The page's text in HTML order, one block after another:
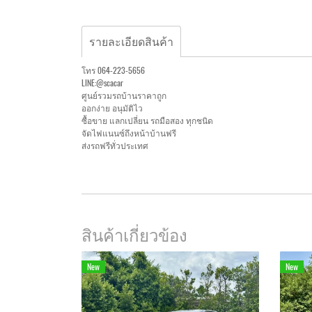
รายละเอียดสินค้า
โทร 064-223-5656
LINE:@scacar
ศูนย์รวมรถบ้านราคาถูก
ออกง่าย อนุมัติไว
ซื้อขาย แลกเปลี่ยน รถมือสอง ทุกชนิด
จัดไฟแนนซ์ถึงหน้าบ้านฟรี
ส่งรถฟรีทั่วประเทศ
สินค้าเกี่ยวข้อง
New New